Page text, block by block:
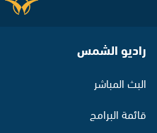
راديو الشمس
البث المباشر
قائمة البرامج